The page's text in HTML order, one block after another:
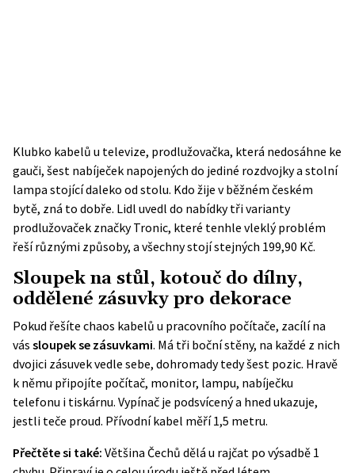
Klubko kabelů u televize, prodlužovačka, která nedosáhne ke
gauči, šest nabíječek napojených do jediné rozdvojky a stolní
lampa stojící daleko od stolu. Kdo žije v běžném českém
bytě, zná to dobře. Lidl uvedl do nabídky tři varianty
prodlužovaček značky Tronic, které tenhle vleklý problém
řeší různými způsoby, a všechny stojí stejných 199,90 Kč.
Sloupek na stůl, kotouč do dílny,
oddělené zásuvky pro dekorace
Pokud řešíte chaos kabelů u pracovního počítače, zacílí na
vás sloupek se zásuvkami. Má tři boční stěny, na každé z nich
dvojici zásuvek vedle sebe, dohromady tedy šest pozic. Hravě
k němu připojíte počítač, monitor, lampu, nabíječku
telefonu i tiskárnu. Vypínač je podsvícený a hned ukazuje,
jestli teče proud. Přívodní kabel měří 1,5 metru.
Přečtěte si také: Většina Čechů dělá u rajčat po výsadbě 1